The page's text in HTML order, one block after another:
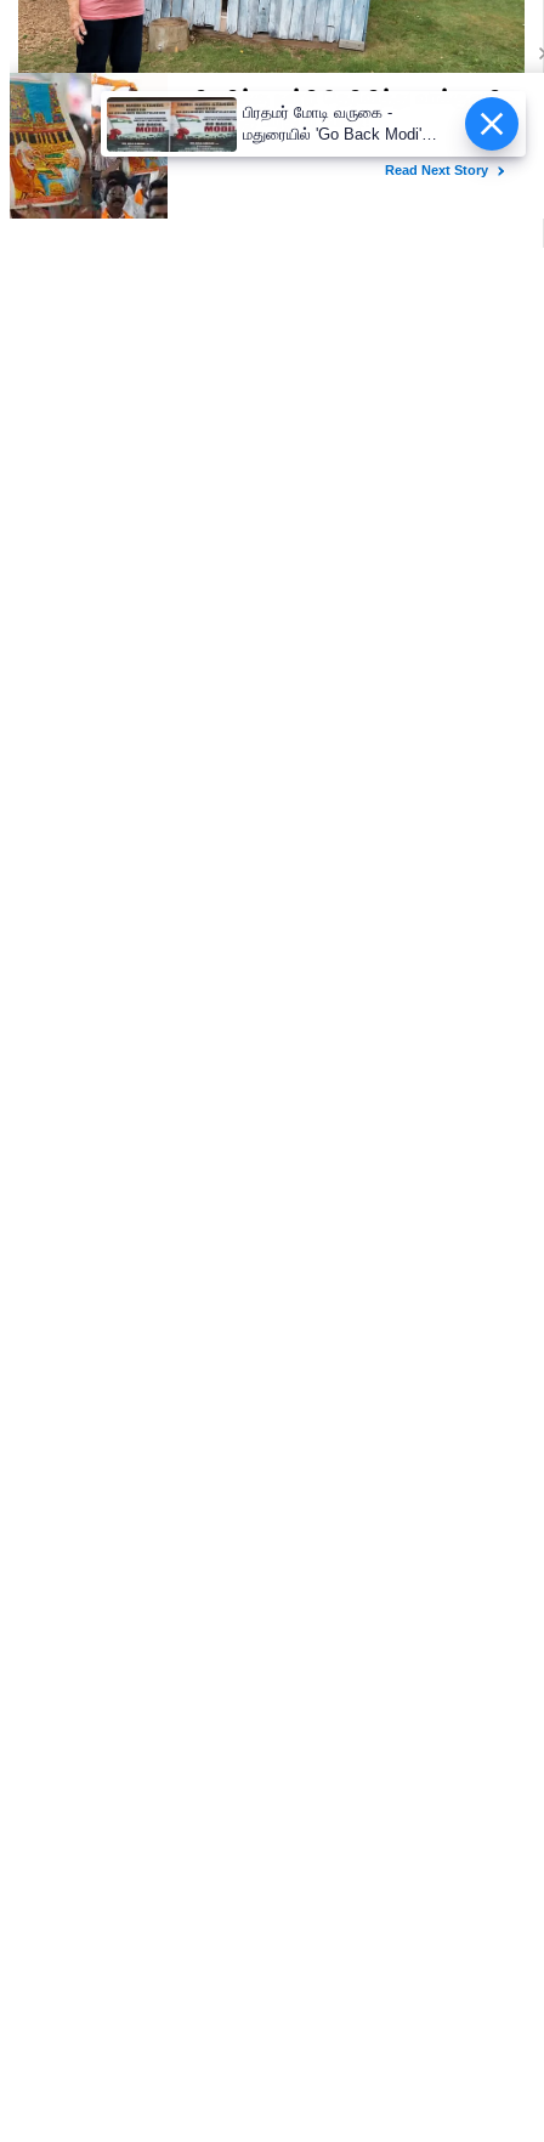
பிரதமர் மோடி வருகை -
மதுரையில் 'Go Back Modi'
போஸ்டர்களால் பரபரப்பு!